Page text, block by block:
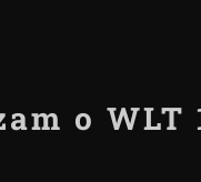
o WLT